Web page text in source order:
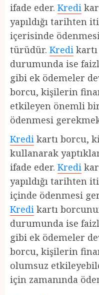
ifade eder. Kredi
yapıldığı tarihten
içerisinde
türüdür. Kredi
durumunda ise
gibi ek ödemeler
borcu, kişilerin
etkileyen önemli
ödenmesi
Kredi kartı borcu,
kullanarak
ifade eder. Kredi
yapıldığı tarihten
içinde ödenmesi
Kredi kartı
durumunda ise
gibi ek ödemeler
borcu, kişilerin
olumsuz
için zamanında